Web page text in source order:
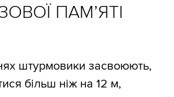
ПАМ’ЯТІ
штурмовики засвоюють,
більш ніж на 12 м,